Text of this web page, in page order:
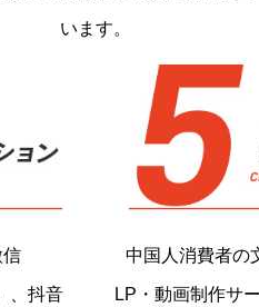
います。
、抖音
中国人消費者の
LP・動画制作サ